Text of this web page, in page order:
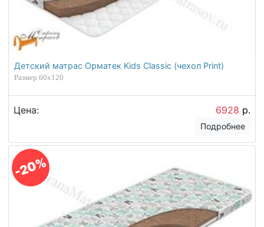
Детский матрас Орматек Kids Classic (чехол Print)
Размер 60х120
Цена: 6928 р.
Подробнее
-20%